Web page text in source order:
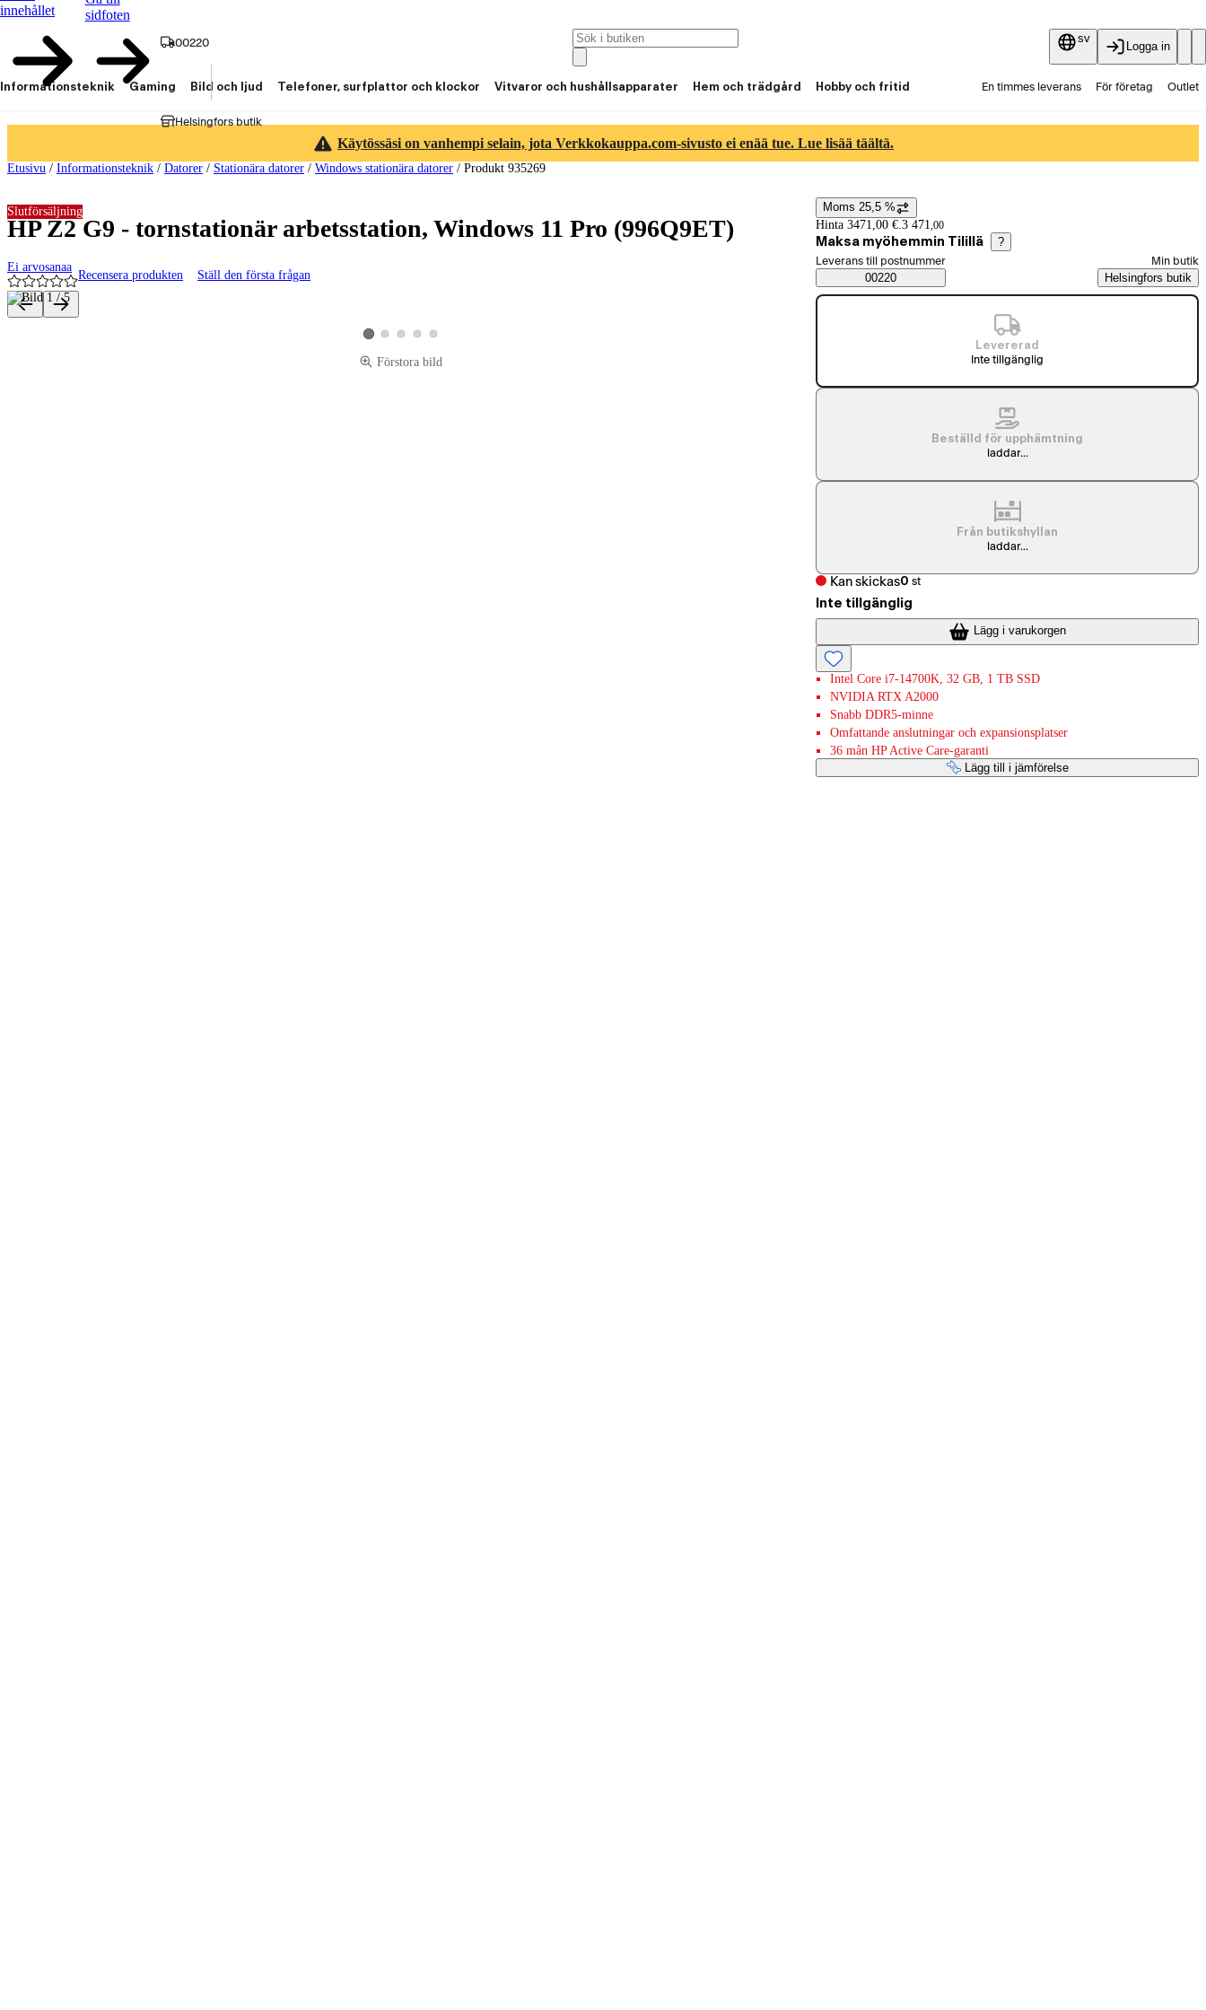
innehållet
sidfoten
00220
Helsingfors butik
sv
Logga in
Informationsteknik Gaming Bild och ljud Telefoner, surfplattor och klockor Vitvaror och hushållsapparater Hem och trädgård Hobby och fritid En timmes leverans För företag Outlet
Käytössäsi on vanhempi selain, jota Verkkokauppa.com-sivusto ei enää tue. Lue lisää täältä.
Etusivu / Informationsteknik / Datorer / Stationära datorer / Windows stationära datorer / Produkt 935269
HP Z2 G9 - tornstationär arbetsstation, Windows 11 Pro (996Q9ET)
Ei arvosanaa
Recensera produkten Ställ den första frågan
Slutförsäljning
Produktbilder och videor
Visa produktbild 1
Visa produktbild 2
Visa produktbild 3
Visa produktbild 4
Visa produktbild 5
Förstora bild
Prisinformation
Moms 25,5 %
Hinta 3471,00 €.3 471,00
Maksa myöhemmin Tilillä ?
Saatavuustiedot
Välj beställningssätt
Leverans till postnummer
00220
Min butik
Helsingfors butik
Levererad
Inte tillgänglig
Beställd för upphämtning
laddar...
Från butikshyllan
laddar...
Kan skickas0 st
Inte tillgänglig
Lägg i varukorgen
Intel Core i7-14700K, 32 GB, 1 TB SSD
NVIDIA RTX A2000
Snabb DDR5-minne
Omfattande anslutningar och expansionsplatser
36 mån HP Active Care-garanti
Lägg till i jämförelse